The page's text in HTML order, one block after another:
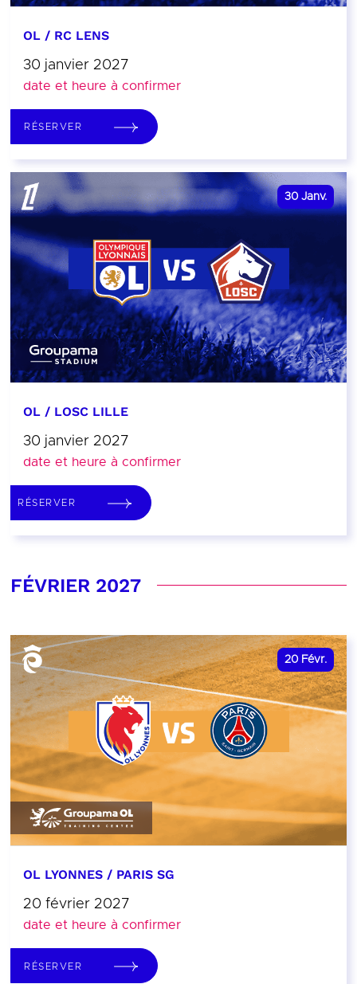
OL / RC LENS
30 janvier 2027
date et heure à confirmer
RÉSERVER
30 Janv.
OL / LOSC LILLE
30 janvier 2027
date et heure à confirmer
RÉSERVER
FÉVRIER 2027
20 Févr.
OL LYONNES / PARIS SG
20 février 2027
date et heure à confirmer
RÉSERVER